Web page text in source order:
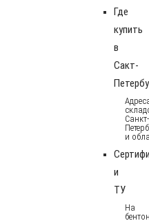
Где
купить
в
Сакт-
Санкт-
и
и
ТУ
На